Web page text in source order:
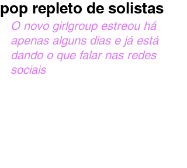
pop repleto de solistas
O novo girlgroup estreou há
apenas alguns dias e já está
dando o que falar nas redes
sociais